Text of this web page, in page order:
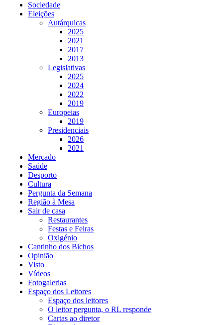
Sociedade
Eleições
Autárquicas
2025
2021
2017
2013
Legislativas
2025
2024
2022
2019
Europeias
2019
Presidenciais
2026
2021
Mercado
Saúde
Desporto
Cultura
Pergunta da Semana
Região à Mesa
Sair de casa
Restaurantes
Festas e Feiras
Oxigénio
Cantinho dos Bichos
Opinião
Visto
Vídeos
Fotogalerias
Espaço dos Leitores
Espaço dos leitores
O leitor pergunta, o RL responde
Cartas ao diretor